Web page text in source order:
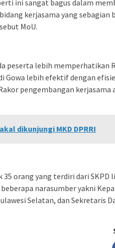
ini sangat bagus dalam
kerjasama yang sebagian
MoU.
peserta lebih memperhatikan
Gowa lebih efektif dengan
pengembangan kerjasama
dikunjungi MKD DPRRI
orang yang terdiri dari SKPD
narasumber yakni
Selatan, dan Sekretaris